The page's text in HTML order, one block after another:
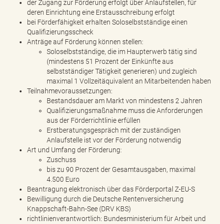
der Zugang zur Förderung erfolgt über Anlaufstellen, für
deren Einrichtung eine Erstausschreibung erfolgt
bei Förderfähigkeit erhalten Soloselbstständige einen
Qualifizierungsscheck
Anträge auf Förderung können stellen:
Soloselbstständige, die im Haupterwerb tätig sind
(mindestens 51 Prozent der Einkünfte aus
selbstständiger Tätigkeit generieren) und zugleich
maximal 1 Vollzeitäquivalent an Mitarbeitenden haben
Teilnahmevoraussetzungen:
Bestandsdauer am Markt von mindestens 2 Jahren
Qualifizierungsmaßnahme muss die Anforderungen
aus der Förderrichtlinie erfüllen
Erstberatungsgespräch mit der zuständigen
Anlaufstelle ist vor der Förderung notwendig
Art und Umfang der Förderung:
Zuschuss
bis zu 90 Prozent der Gesamtausgaben, maximal
4.500 Euro
Beantragung elektronisch über das Förderportal Z-EU-S
Bewilligung durch die Deutsche Rentenversicherung
Knappschaft-Bahn-See (DRV KBS)
richtlinienverantwortlich: Bundesministerium für Arbeit und